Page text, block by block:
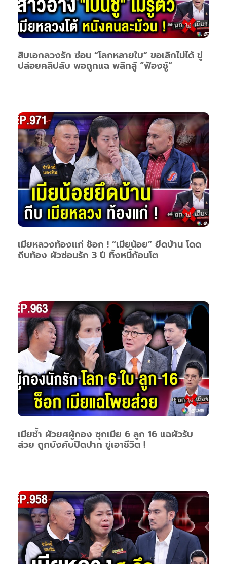
สิบเอกลวงรัก ซ่อน “โลกหลายใบ” ขอเลิกไม่ได้ ขู่
ปล่อยคลิปลับ พอถูกแฉ พลิกสู้ “ฟ้องชู้”
เมียหลวงท้องแก่ ช็อก ! “เมียน้อย” ยึดบ้าน โดด
ถีบท้อง ผัวซ่อนรัก 3 ปี ทิ้งหนี้ก้อนโต
เมียช้ำ ผัวยศผู้กอง ซุกเมีย 6 ลูก 16 แฉผัวรับ
ส่วย ถูกบังคับปิดปาก ขู่เอาชีวิต !